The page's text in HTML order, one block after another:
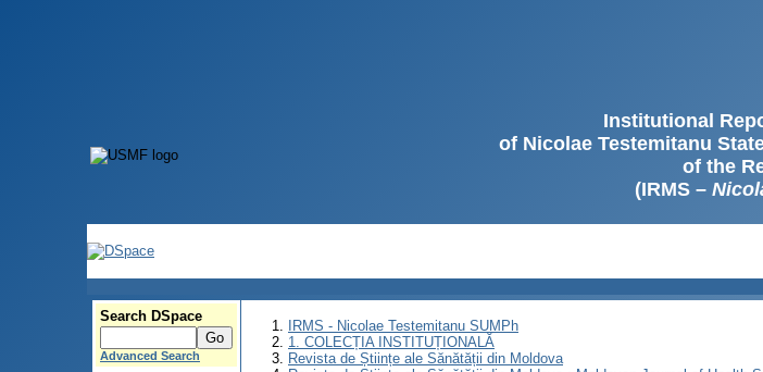
Institutional
of Nicolae Testemitanu
of the
(IRMS –
Search DSpace
Advanced Search
IRMS - Nicolae Testemitanu SUMPh
1. COLECȚIA INSTITUȚIONALĂ
Revista de Științe ale Sănătății din Moldova